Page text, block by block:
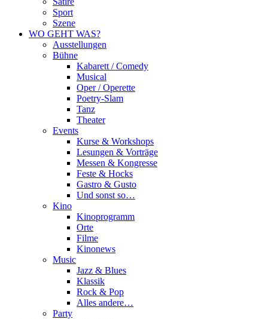
Sport
Szene
WO GEHT WAS?
Ausstellungen
Bühne
Kabarett / Comedy
Musical
Oper / Operette
Poetry-Slam
Tanz
Theater
Events
Kurse & Workshops
Lesungen & Vorträge
Messen & Kongresse
Feste & Hocks
Gastro & Gusto
Und sonst so…
Kino
Kinoprogramm
Orte
Filme
Kinonews
Music
Jazz & Blues
Klassik
Rock & Pop
Alles andere…
Party